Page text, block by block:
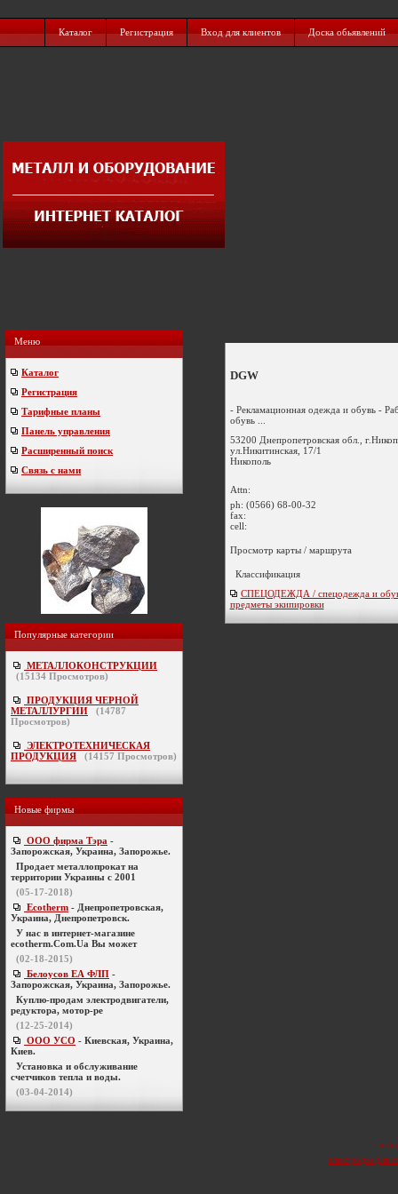
Каталог Регистрация Вход для клиентов Доска обьявлений
Меню
Каталог
Регистрация
Тарифные планы
Панель управления
Расширенный поиск
Связь с нами
Популярные категории
МЕТАЛЛОКОНСТРУКЦИИ
(15134 Просмотров)
ПРОДУКЦИЯ ЧЕРНОЙ
МЕТАЛЛУРГИИ
(14787
Просмотров)
ЭЛЕКТРОТЕХНИЧЕСКАЯ
ПРОДУКЦИЯ
(14157 Просмотров)
Новые фирмы
ООО фирма Тэра -
Запорожская, Украина, Запорожье.
Продает металлопрокат на
территории Украины с 2001
(05-17-2018)
Ecotherm - Днепропетровская,
Украина, Днепропетровск.
У нас в интернет-магазине
ecotherm.Com.Ua Вы может
(02-18-2015)
Белоусов ЕА ФЛП -
Запорожская, Украина, Запорожье.
Куплю-продам электродвигатели,
редуктора, мотор-ре
(12-25-2014)
ООО УСО - Киевская, Украина,
Киев.
Установка и обслуживание
счетчиков тепла и воды.
(03-04-2014)
DGW
- Рекламационная одежда и обувь -
обувь ...
53200 Днепропетровская обл.,
ул.Никитинская, 17/1
Никополь
Attn:
ph: (0566) 68-00-32
fax:
cell:
Просмотр карты / маршрута
Классификация
СПЕЦОДЕЖДА / спецодежда и
предметы экипировки
электроды для